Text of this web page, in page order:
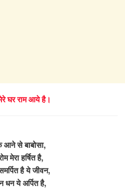
घर राम आये है।
से बाबोसा,
मेरा हर्षित है,
है ये जीवन,
धन ये अर्पित है,